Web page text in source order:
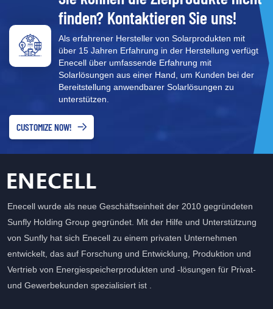
Die Wi-Fi-Überwachung
ermöglicht eine bequeme
Überwachung in Echtzeit.
manueller Start erforderlich
ist.
finden? Kontaktieren Sie uns!
Als erfahrener Hersteller von Solarprodukten mit
über 15 Jahren Erfahrung in der Herstellung verfügt
Enecell über umfassende Erfahrung mit
Solarlösungen aus einer Hand, um Kunden bei der
Bereitstellung anwendbarer Solarlösungen zu
unterstützen.
CUSTOMIZE NOW!
Enecell wurde als neue Geschäftseinheit der 2010 gegründeten
Sunfly Holding Group gegründet. Mit der Hilfe und Unterstützung
von Sunfly hat sich Enecell zu einem privaten Unternehmen
entwickelt, das auf Forschung und Entwicklung, Produktion und
Vertrieb von Energiespeicherprodukten und -lösungen für Privat-
und Gewerbekunden spezialisiert ist .